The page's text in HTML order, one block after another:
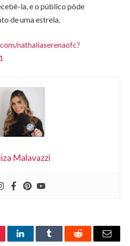
la, e o público pôde
de uma estrela.
nathaliaserenaofc?
Malavazzi
LinkedInTumblr Reddit Email